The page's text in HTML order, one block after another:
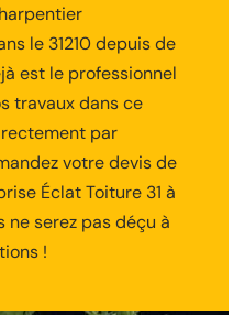
le 31210 depuis de
est le professionnel
travaux dans ce
par
votre devis de
Éclat Toiture 31 à
ne serez pas déçu à
!